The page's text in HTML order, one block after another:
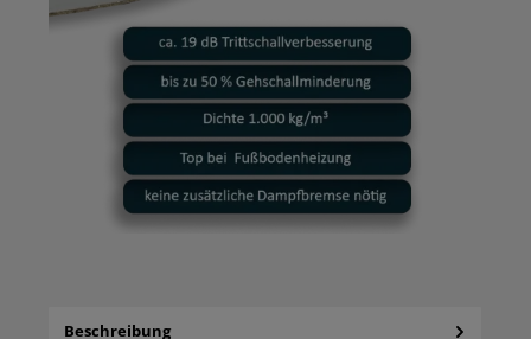
Beschreibung